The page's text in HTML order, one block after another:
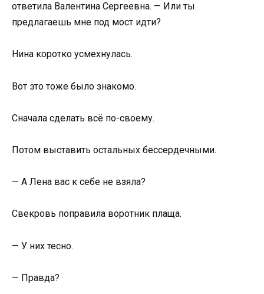
ответила Валентина Сергеевна. — Или ты
предлагаешь мне под мост идти?
Нина коротко усмехнулась.
Вот это тоже было знакомо.
Сначала сделать всё по-своему.
Потом выставить остальных бессердечными.
— А Лена вас к себе не взяла?
Свекровь поправила воротник плаща.
— У них тесно.
— Правда?